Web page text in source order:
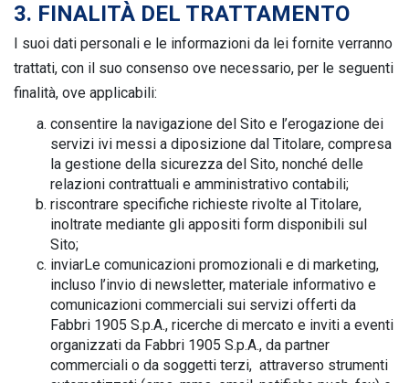
3. FINALITÀ DEL TRATTAMENTO
I suoi dati personali e le informazioni da lei fornite verranno
trattati, con il suo consenso ove necessario, per le seguenti
finalità, ove applicabili:
consentire la navigazione del Sito e l’erogazione dei
servizi ivi messi a diposizione dal Titolare, compresa
la gestione della sicurezza del Sito, nonché delle
relazioni contrattuali e amministrativo contabili;
riscontrare specifiche richieste rivolte al Titolare,
inoltrate mediante gli appositi form disponibili sul
Sito;
inviarLe comunicazioni promozionali e di marketing,
incluso l’invio di newsletter, materiale informativo e
comunicazioni commerciali sui servizi offerti da
Fabbri 1905 S.p.A., ricerche di mercato e inviti a eventi
organizzati da Fabbri 1905 S.p.A., da partner
commerciali o da soggetti terzi, attraverso strumenti